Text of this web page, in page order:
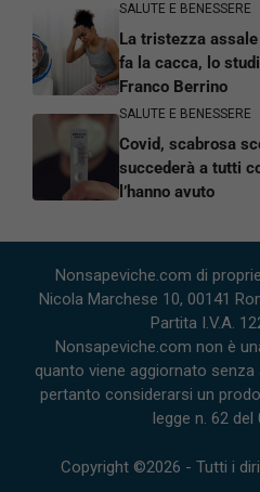
SALUTE E BENESSERE
La tristezza
fa la cacca, lo
Franco Berrino
SALUTE E BENESSERE
Covid, scabrosa
succederà a tutti
l’hanno avuto
Nonsapeviche.com di
Nicola Marchese 10, 00141
Partita I.V.A.
Nonsapeviche.com non è
quanto viene aggiornato
pertanto considerarsi un
legge n. 62 del
Copyright ©2026 - Tutti i